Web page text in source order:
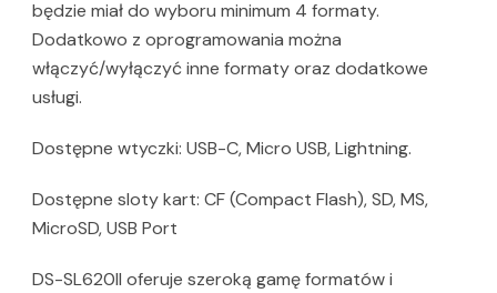
będzie miał do wyboru minimum 4 formaty.
Dodatkowo z oprogramowania można
włączyć/wyłączyć inne formaty oraz dodatkowe
usługi.
Dostępne wtyczki: USB-C, Micro USB, Lightning.
Dostępne sloty kart: CF (Compact Flash), SD, MS,
MicroSD, USB Port
DS-SL620II oferuje szeroką gamę formatów i